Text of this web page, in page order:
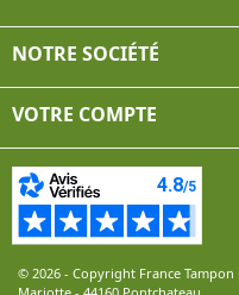
NOTRE SOCIÉTÉ
VOTRE COMPTE
© 2026 - Copyright France